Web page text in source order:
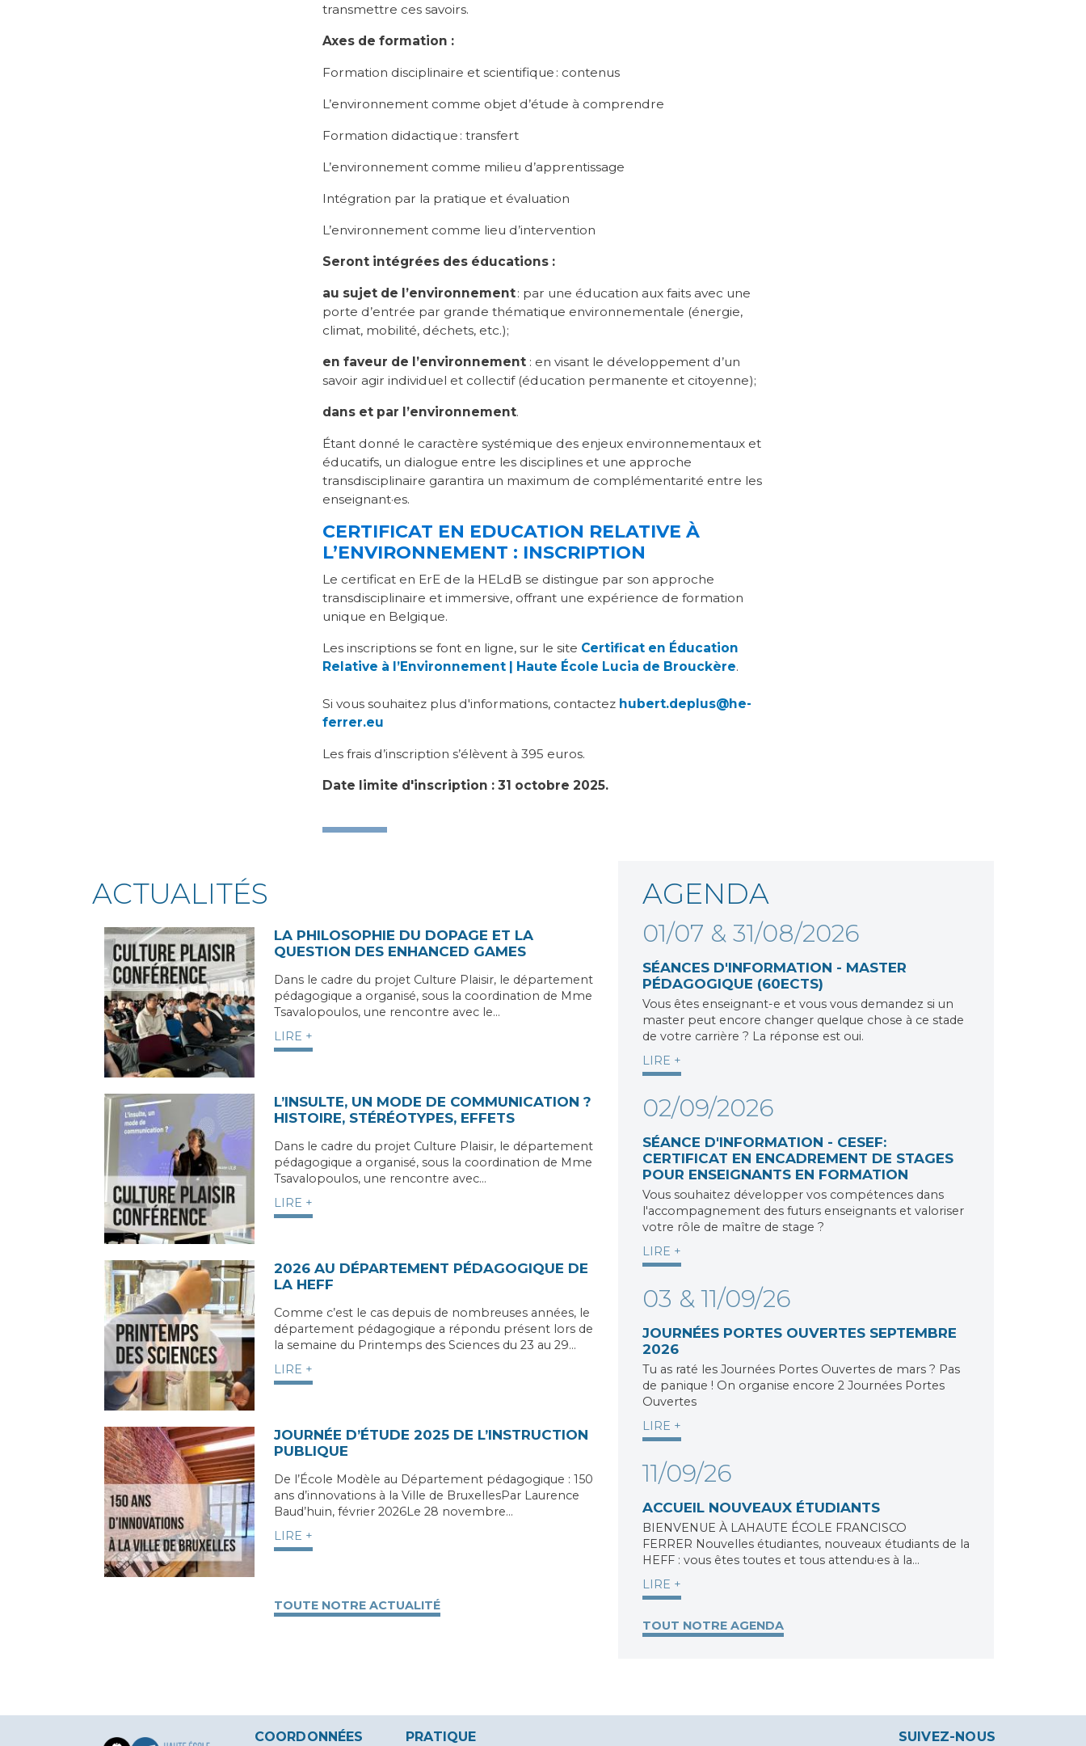
transmettre ces savoirs.
Axes de formation :
Formation disciplinaire et scientifique : contenus
L’environnement comme objet d’étude à comprendre
Formation didactique : transfert
L’environnement comme milieu d’apprentissage
Intégration par la pratique et évaluation
L’environnement comme lieu d’intervention
Seront intégrées des éducations :
au sujet de l’environnement: par une éducation aux faits avec une
porte d’entrée par grande thématique environnementale (énergie,
climat, mobilité, déchets, etc.);
en faveur de l’environnement : en visant le développement d’un
savoir agir individuel et collectif (éducation permanente et citoyenne);
dans et par l’environnement.
Étant donné le caractère systémique des enjeux environnementaux et
éducatifs, un dialogue entre les disciplines et une approche
transdisciplinaire garantira un maximum de complémentarité entre les
enseignant·es.
CERTIFICAT EN EDUCATION RELATIVE À
L’ENVIRONNEMENT : INSCRIPTION
Le certificat en ErE de la HELdB se distingue par son approche
transdisciplinaire et immersive, offrant une expérience de formation
unique en Belgique.
Les inscriptions se font en ligne, sur le site Certificat en Éducation
Relative à l’Environnement | Haute École Lucia de Brouckère.
Si vous souhaitez plus d'informations, contactez hubert.deplus@he-
ferrer.eu
Les frais d’inscription s’élèvent à 395 euros.
Date limite d'inscription : 31 octobre 2025.
ACTUALITÉS
LA PHILOSOPHIE DU DOPAGE ET LA
QUESTION DES ENHANCED GAMES
Dans le cadre du projet Culture Plaisir, le département
pédagogique a organisé, sous la coordination de Mme
Tsavalopoulos, une rencontre avec le…
LIRE +
L’INSULTE, UN MODE DE COMMUNICATION ?
HISTOIRE, STÉRÉOTYPES, EFFETS
Dans le cadre du projet Culture Plaisir, le département
pédagogique a organisé, sous la coordination de Mme
Tsavalopoulos, une rencontre avec…
LIRE +
2026 AU DÉPARTEMENT PÉDAGOGIQUE DE
LA HEFF
Comme c’est le cas depuis de nombreuses années, le
département pédagogique a répondu présent lors de
la semaine du Printemps des Sciences du 23 au 29…
LIRE +
JOURNÉE D’ÉTUDE 2025 DE L’INSTRUCTION
PUBLIQUE
De l’École Modèle au Département pédagogique : 150
ans d’innovations à la Ville de BruxellesPar Laurence
Baud’huin, février 2026Le 28 novembre…
LIRE +
TOUTE NOTRE ACTUALITÉ
AGENDA
01/07 & 31/08/2026
SÉANCES D'INFORMATION - MASTER
PÉDAGOGIQUE (60ECTS)
Vous êtes enseignant-e et vous vous demandez si un
master peut encore changer quelque chose à ce stade
de votre carrière ? La réponse est oui.
LIRE +
02/09/2026
SÉANCE D'INFORMATION - CESEF:
CERTIFICAT EN ENCADREMENT DE STAGES
POUR ENSEIGNANTS EN FORMATION
Vous souhaitez développer vos compétences dans
l'accompagnement des futurs enseignants et valoriser
votre rôle de maître de stage ?
LIRE +
03 & 11/09/26
JOURNÉES PORTES OUVERTES SEPTEMBRE
2026
Tu as raté les Journées Portes Ouvertes de mars ? Pas
de panique ! On organise encore 2 Journées Portes
Ouvertes
LIRE +
11/09/26
ACCUEIL NOUVEAUX ÉTUDIANTS
BIENVENUE À LAHAUTE ÉCOLE FRANCISCO
FERRER Nouvelles étudiantes, nouveaux étudiants de la
HEFF : vous êtes toutes et tous attendu·es à la…
LIRE +
TOUT NOTRE AGENDA
COORDONNÉES PRATIQUE SUIVEZ-NOUS